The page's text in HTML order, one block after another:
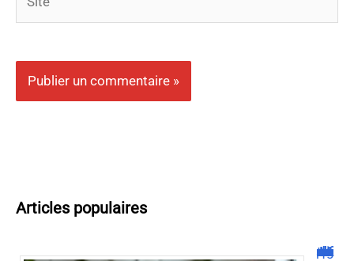
Articles populaires
Malgrim com : tout ce que vous devez savoir sur la plateforme !